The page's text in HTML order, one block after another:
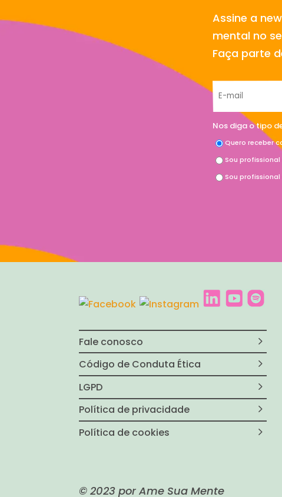
Assine a
mental no
Faça parte
Nos diga o tipo
Quero receber
Sou
Sou
Fale conosco
Código de Conduta Ética
LGPD
Política de privacidade
Política de cookies
© 2023 por Ame Sua Mente